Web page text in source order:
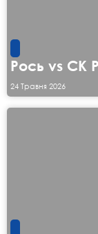
Рось vs СК
24 Травня 2026